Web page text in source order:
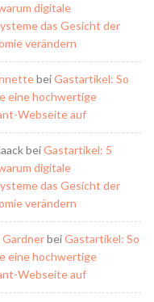
digitale
das Gesicht der
verändern
beiGastartikel: So
eine hochwertige
Webseite auf
beiGastartikel: 5
digitale
das Gesicht der
verändern
GardnerbeiGastartikel: So
eine hochwertige
Webseite auf